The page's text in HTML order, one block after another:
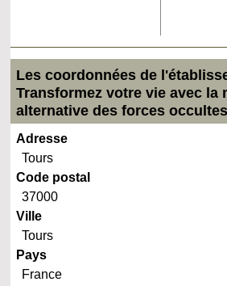
Les coordonnées de
Transformez votre vie avec la
alternative des forces occultes
Adresse
Tours
Code postal
37000
Ville
Tours
Pays
France